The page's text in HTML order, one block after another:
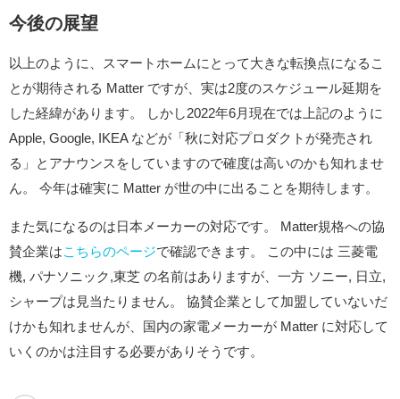
今後の展望
以上のように、スマートホームにとって大きな転換点になるこ
とが期待される Matter ですが、実は2度のスケジュール延期を
した経緯があります。 しかし2022年6月現在では上記のように
Apple, Google, IKEA などが「秋に対応プロダクトが発売され
る」とアナウンスをしていますので確度は高いのかも知れませ
ん。 今年は確実に Matter が世の中に出ることを期待します。
また気になるのは日本メーカーの対応です。 Matter規格への協
賛企業はこちらのページで確認できます。 この中には 三菱電
機, パナソニック,東芝 の名前はありますが、一方 ソニー, 日立,
シャープは見当たりません。 協賛企業として加盟していないだ
けかも知れませんが、国内の家電メーカーが Matter に対応して
いくのかは注目する必要がありそうです。